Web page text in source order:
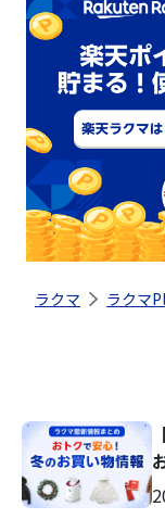
ラクマ ラクマ